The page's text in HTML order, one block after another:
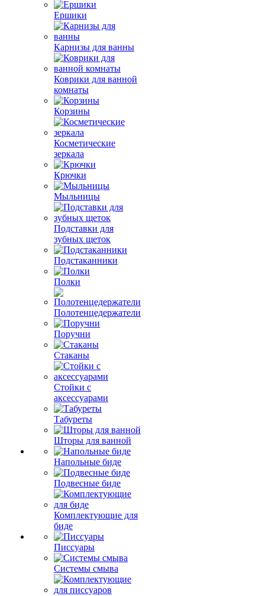
Ершики
Карнизы для ванны
Коврики для ванной
комнаты
Корзины
Косметические
зеркала
Крючки
Мыльницы
Подставки для
зубных щеток
Подстаканники
Полки
Полотенцедержатели
Поручни
Стаканы
Стойки с
аксессуарами
Табуреты
Шторы для ванной
Напольные биде
Подвесные биде
Комплектующие для
биде
Писсуары
Системы смыва